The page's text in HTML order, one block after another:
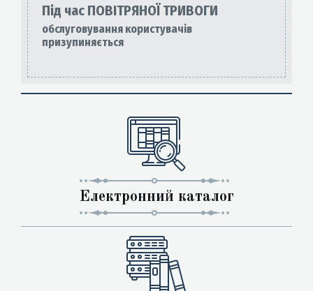
Під час ПОВІТРЯНОЇ ТРИВОГИ
обслуговування користувачів
призупиняється
Електронний каталог